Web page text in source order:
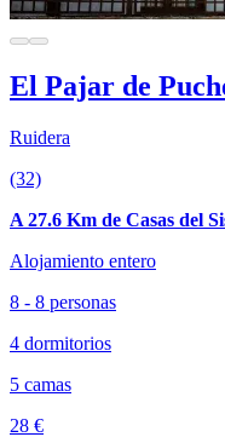
El Pajar de
Ruidera
(32)
A 27.6 Km de Casas del
Alojamiento entero
8 - 8 personas
4 dormitorios
5 camas
28 €